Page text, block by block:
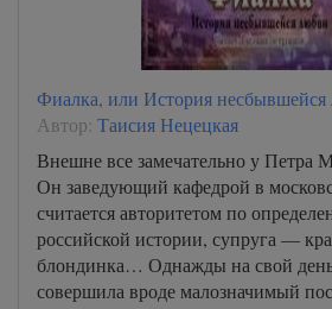
Фиалка, или История
Автор: Таисия Нецецкая
Внешне все замечательно у Петра
Он заведующий кафедрой в
считается авторитетом по
российской истории, супруга —
блондинка… Однажды на свой
совершила вроде малозначимый